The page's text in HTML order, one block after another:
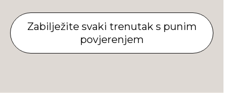
Zabilježite svaki trenutak s punim
povjerenjem